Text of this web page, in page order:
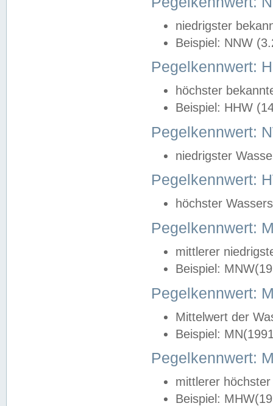
niedrigster
Beispiel: NNW
Pegelkennwert:
höchster
Beispiel: HHW
Pegelkennwert:
niedrigster
Pegelkennwert:
höchster
Pegelkennwert:
mittlerer
Beispiel:
Pegelkennwert:
Mittelwert der
Beispiel:
Pegelkennwert:
mittlerer
Beispiel: